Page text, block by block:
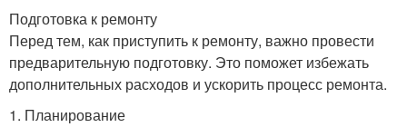
Подготовка к ремонту
Перед тем, как приступить к ремонту, важно провести
предварительную подготовку. Это поможет избежать
дополнительных расходов и ускорить процесс ремонта.
1. Планирование